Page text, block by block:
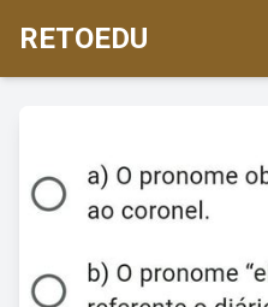
RETOEDU